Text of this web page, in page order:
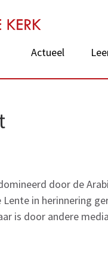
van
Actueel
door de
in herinnering
is door andere